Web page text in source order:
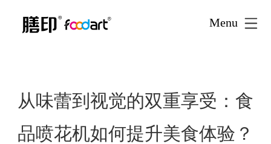
Menu
首页 新闻资讯 » 焦点新闻
从味蕾到视觉的双重享受：
从味蕾到视觉的双重享受：食
品喷花机如何提升美食体验？